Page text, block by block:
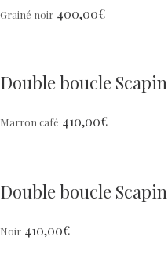
Grainé noir 400,00€
Double boucle Scapin
Marron café 410,00€
Double boucle Scapin
Noir 410,00€